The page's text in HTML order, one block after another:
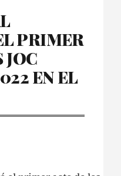
PRIMER
JOC
EN EL